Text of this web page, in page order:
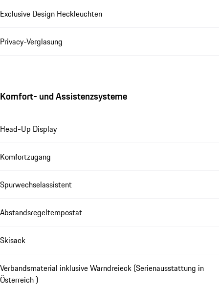
Exclusive Design Heckleuchten
Privacy-Verglasung
Komfort- und Assistenzsysteme
Head-Up Display
Komfortzugang
Spurwechselassistent
Abstandsregeltempostat
Skisack
Verbandsmaterial inklusive Warndreieck (Serienausstattung in
Österreich )